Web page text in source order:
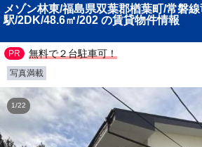
メゾン林東/福島県双葉郡楢葉町/常磐線
駅/2DK/48.6㎡/202 の賃貸物件情報
無料で２台駐車可！
写真満載
1/22